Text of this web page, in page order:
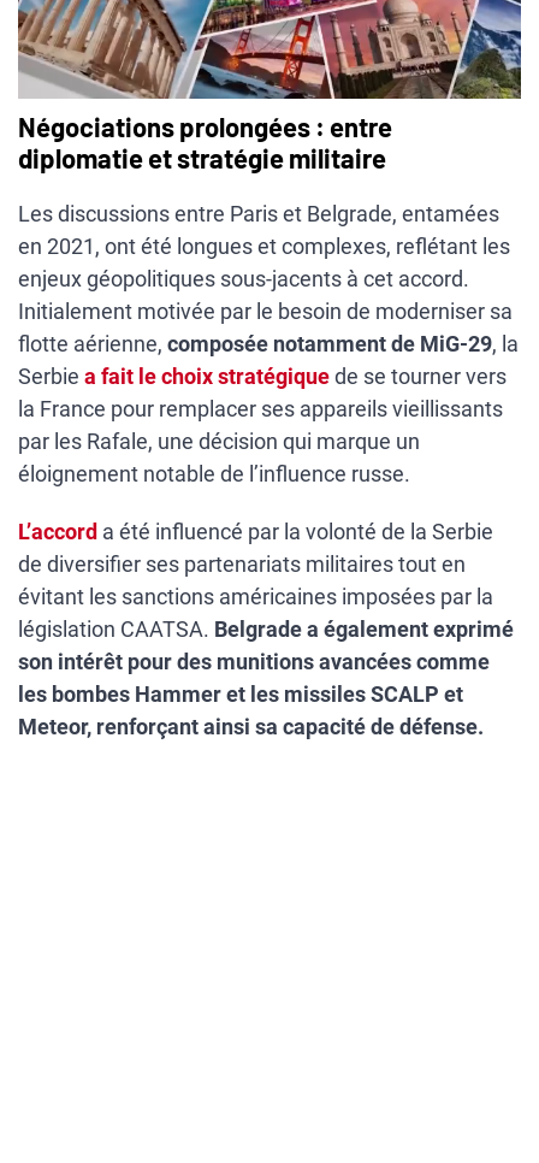
Négociations prolongées : entre
diplomatie et stratégie militaire
Les discussions entre Paris et Belgrade, entamées
en 2021, ont été longues et complexes, reflétant les
enjeux géopolitiques sous-jacents à cet accord.
Initialement motivée par le besoin de moderniser sa
flotte aérienne, composée notamment de MiG-29, la
Serbie a fait le choix stratégiquede se tourner vers
la France pour remplacer ses appareils vieillissants
par les Rafale, une décision qui marque un
éloignement notable de l’influence russe.
L’accord a été influencé par la volonté de la Serbie
de diversifier ses partenariats militaires tout en
évitant les sanctions américaines imposées par la
législation CAATSA. Belgrade a également exprimé
son intérêt pour des munitions avancées comme
les bombes Hammer et les missiles SCALP et
Meteor, renforçant ainsi sa capacité de défense.